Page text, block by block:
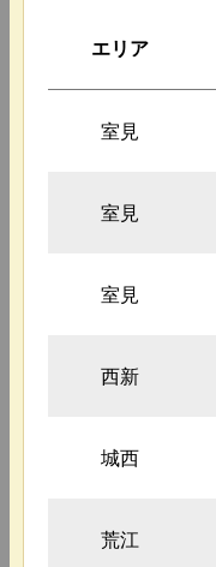
エリア
室見
室見
室見
西新
城西
荒江